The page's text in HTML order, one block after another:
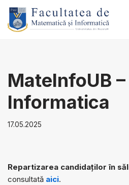
Sari
MateInfoUB
Informatica
17.05.2025
Repartizarea candidaților în
consultată aici.